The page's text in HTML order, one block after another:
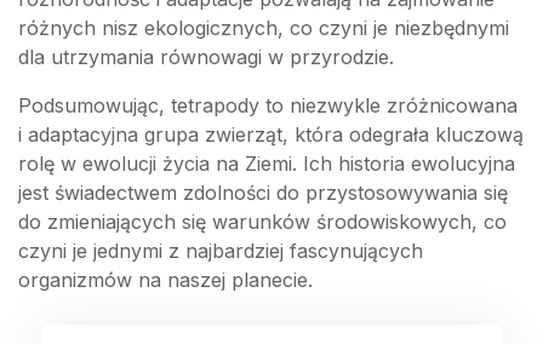
różnych nisz ekologicznych, co czyni je niezbędnymi
dla utrzymania równowagi w przyrodzie.
Podsumowując, tetrapody to niezwykle zróżnicowana
i adaptacyjna grupa zwierząt, która odegrała kluczową
rolę w ewolucji życia na Ziemi. Ich historia ewolucyjna
jest świadectwem zdolności do przystosowywania się
do zmieniających się warunków środowiskowych, co
czyni je jednymi z najbardziej fascynujących
organizmów na naszej planecie.